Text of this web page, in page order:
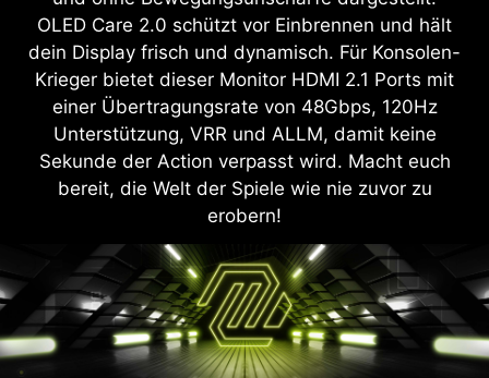
OLED Care 2.0 schützt vor Einbrennen und hält
dein Display frisch und dynamisch. Für Konsolen-
Krieger bietet dieser Monitor HDMI 2.1 Ports mit
einer Übertragungsrate von 48Gbps, 120Hz
Unterstützung, VRR und ALLM, damit keine
Sekunde der Action verpasst wird. Macht euch
bereit, die Welt der Spiele wie nie zuvor zu
erobern!